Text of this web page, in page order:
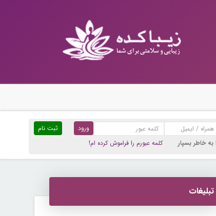
ثبت نام
به خاطر بسپار
کلمه عبورم را فراموش کرده ام!
تبلیغات